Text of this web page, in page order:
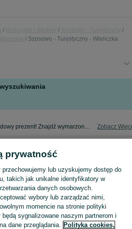
Szosowo - Turystyczny - Wieliczka
Już teraz spraw sobie odjazdowy prezent! Znajdź wymarzonego dwuślada w kategorii Szosowo - Turystyczny na OLX - Wieliczka i okolice! Zobacz
prywatność
lub uzyskujemy dostęp do
takich jak unikalne identyfikatory w
danych osobowych.
wybory lub zarządzać nimi,
momencie na stronie polityki
sygnalizowane naszym partnerom i
dane przeglądania. Polityka cookies,